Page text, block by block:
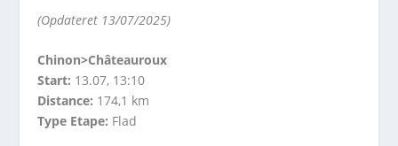
(Opdateret 13/07/2025)
Chinon>Châteauroux
Start: 13.07, 13:10
Distance: 174,1 km
Type Etape: Flad